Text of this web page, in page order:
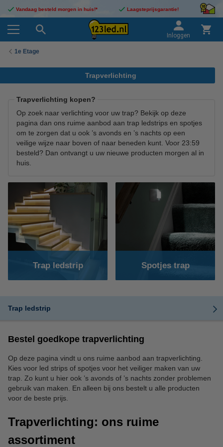
Vandaag besteld morgen in huis!* Laagsteprijsgarantie!
Inloggen
1e Etage
Trapverlichting
Trapverlichting kopen?
Op zoek naar verlichting voor uw trap? Bekijk op deze
pagina dan ons ruime aanbod aan trap ledstrips en spotjes
om te zorgen dat u ook ’s avonds en ’s nachts op een
veilige wijze naar boven of naar beneden kunt. Voor 23:59
besteld? Dan ontvangt u uw nieuwe producten morgen al in
huis.
Trap ledstrip Spotjes trap
Trap ledstrip
Bestel goedkope trapverlichting
Op deze pagina vindt u ons ruime aanbod aan trapverlichting.
Kies voor led strips of spotjes voor het veiliger maken van uw
trap. Zo kunt u hier ook ’s avonds of ’s nachts zonder problemen
gebruik van maken. En alleen bij ons bestelt u alle producten
voor de beste prijs.
Trapverlichting: ons ruime
assortiment